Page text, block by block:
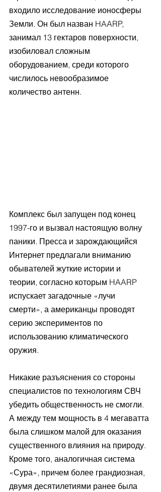
входило исследование ионосферы
Земли. Он был назван HAARP,
занимал 13 гектаров поверхности,
изобиловал сложным
оборудованием, среди которого
числилось невообразимое
количество антенн.
Комплекс был запущен под конец
1997-го и вызвал настоящую волну
паники. Пресса и зарождающийся
Интернет предлагали вниманию
обывателей жуткие истории и
теории, согласно которым HAARP
испускает загадочные «лучи
смерти», а американцы проводят
серию экспериментов по
использованию климатического
оружия.
Никакие разъяснения со стороны
специалистов по технологиям СВЧ
убедить общественность не смогли.
А между тем мощность в 4 мегаватта
была слишком малой для оказания
существенного влияния на природу.
Кроме того, аналогичная система
«Сура», причем более грандиозная,
двумя десятилетиями ранее была